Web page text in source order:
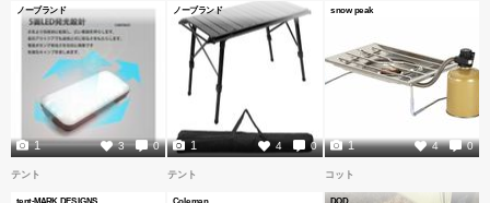
ノーブランド
3 0
1
ノーブランド
4 0
1
snow peak
4 0
1
テント
tent-MARK DESIGNS
テント
Coleman
コット
DOD